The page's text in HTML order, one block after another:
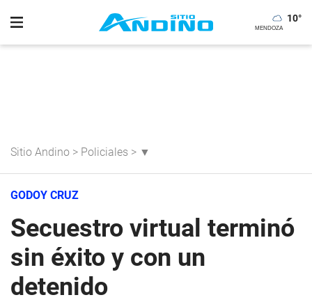
10°
Sitio Andino > Policiales > ▼
GODOY CRUZ
Secuestro virtual terminó
sin éxito y con un
detenido